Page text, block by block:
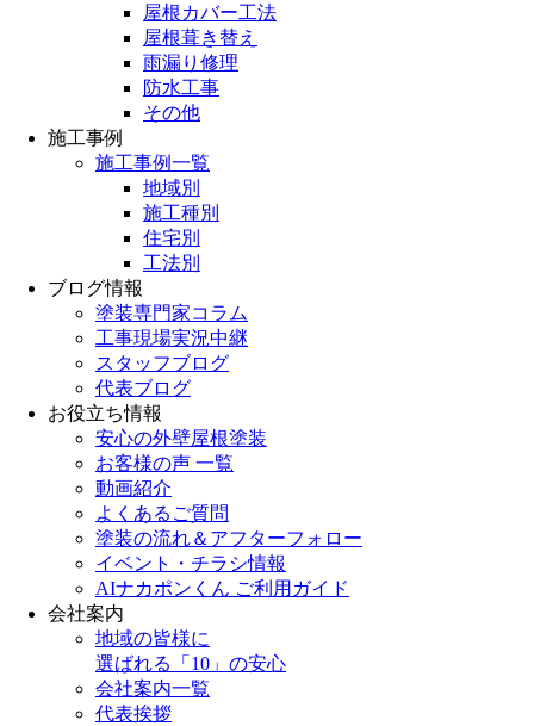
屋根カバー工法
屋根葺き替え
雨漏り修理
防水工事
その他
施工事例
施工事例一覧
地域別
施工種別
住宅別
工法別
ブログ情報
塗装専門家コラム
工事現場実況中継
スタッフブログ
代表ブログ
お役立ち情報
安心の外壁屋根塗装
お客様の声 一覧
動画紹介
よくあるご質問
塗装の流れ＆アフターフォロー
イベント・チラシ情報
AIナカポンくん ご利用ガイド
会社案内
地域の皆様に
選ばれる「10」の安心
会社案内一覧
代表挨拶